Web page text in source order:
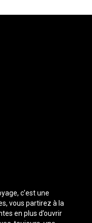
c’est une
vous partirez à la
en plus d’ouvrir